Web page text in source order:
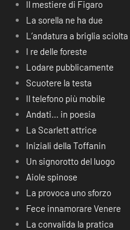
Il mestiere di Figaro
La sorella ne ha due
L’andatura a briglia sciolta
I re delle foreste
Lodare pubblicamente
Scuotere la testa
Il telefono più mobile
Andati… in poesia
La Scarlett attrice
Iniziali della Toffanin
Un signorotto del luogo
Aiole spinose
La provoca uno sforzo
Fece innamorare Venere
La convalida la pratica